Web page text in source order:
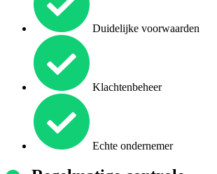
Duidelijke voorwaarden
Klachtenbeheer
Echte ondernemer